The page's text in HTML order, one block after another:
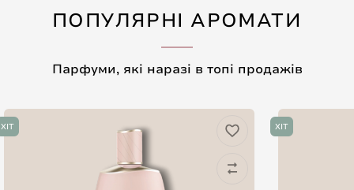
ПОПУЛЯРНІ АРОМАТИ
Парфуми, які наразі в топі продажів
ХІТ ХІТ